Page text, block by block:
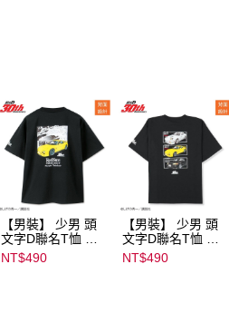
宅配
每筆NT$80，滿NT$1,500(含以上)免運費
【男裝】 少男 頭
文字D聯名T恤 ｜
07102B01232000
15434
NT$490
【男裝】 少男 頭
文字D聯名T恤 ｜
07102B01232000
15437
NT$490